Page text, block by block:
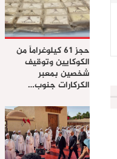
حجز 61 كيلوغراماً من
الكوكايين وتوقيف
شخصين بمعبر
الكركارات جنوب…